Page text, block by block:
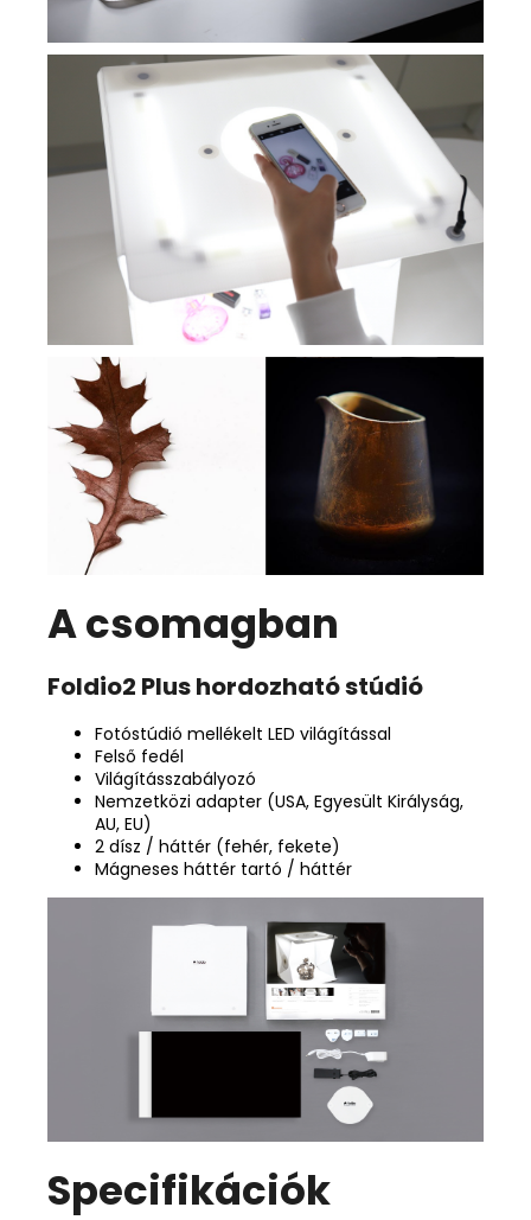
A csomagban
Foldio2 Plus hordozható stúdió
Fotóstúdió mellékelt LED világítással
Felső fedél
Világításszabályozó
Nemzetközi adapter (USA, Egyesült Királyság,
AU, EU)
2 dísz / háttér (fehér, fekete)
Mágneses háttér tartó / háttér
Specifikációk